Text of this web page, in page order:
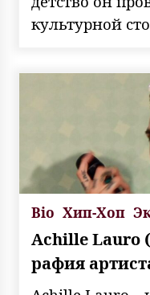
культурной
Bio Хип-Хоп
Achille Lauro
рафия